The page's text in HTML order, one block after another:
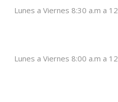
Lunes a Viernes 8:30 a.m a
Lunes a Viernes 8:00 a.m a